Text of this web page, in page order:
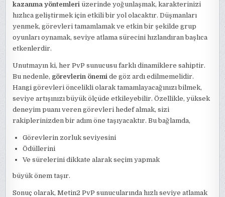
kazanma yöntemleri üzerinde yoğunlaşmak, karakterinizi
hızlıca geliştirmek için etkili bir yol olacaktır. Düşmanları
yenmek, görevleri tamamlamak ve etkin bir şekilde grup
oyunları oynamak, seviye atlama sürecini hızlandıran başlıca
etkenlerdir.
Unutmayın ki, her PvP sunucusu farklı dinamiklere sahiptir.
Bu nedenle, görevlerin önemi de göz ardı edilmemelidir.
Hangi görevleri öncelikli olarak tamamlayacağınızı bilmek,
seviye artışınızı büyük ölçüde etkileyebilir. Özellikle, yüksek
deneyim puanı veren görevleri hedef almak, sizi
rakiplerinizden bir adım öne taşıyacaktır. Bu bağlamda,
Görevlerin zorluk seviyesini
Ödüllerini
Ve sürelerini dikkate alarak seçim yapmak
büyük önem taşır.
Sonuç olarak, Metin2 PvP sunucularında hızlı seviye atlamak